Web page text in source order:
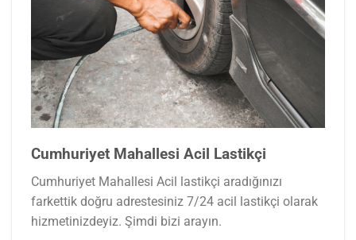
Cumhuriyet Mahallesi Acil Lastikçi
Cumhuriyet Mahallesi Acil lastikçi aradığınızı
farkettik doğru adrestesiniz 7/24 acil lastikçi olarak
hizmetinizdeyiz. Şimdi bizi arayın.